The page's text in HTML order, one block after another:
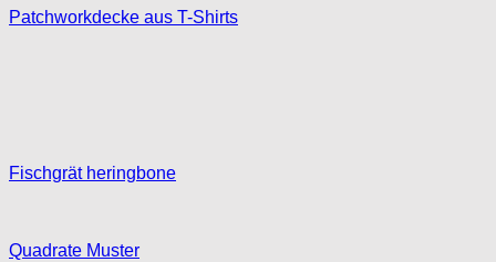
Patchworkdecke aus T-Shirts
Fischgrät heringbone
Quadrate Muster